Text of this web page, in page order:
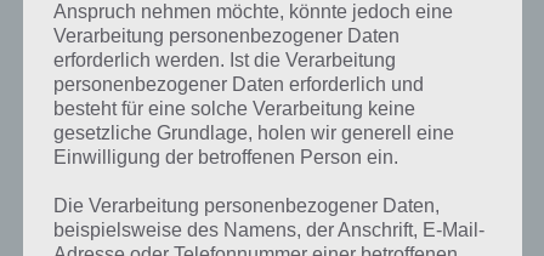
Papa’s Burgeria: Schnell sein und
Trinkgeld verdienen
In Papa’s Burgeria wechselt du
Bereiche, der Annahme der
Bestellungen, das Brutzeln des
Anspruch nehmen möchte, könnte jedoch eine
Verarbeitung personenbezogener Daten
erforderlich werden. Ist die Verarbeitung
personenbezogener Daten erforderlich und
besteht für eine solche Verarbeitung keine
gesetzliche Grundlage, holen wir generell eine
Einwilligung der betroffenen Person ein.
Die Verarbeitung personenbezogener Daten,
beispielsweise des Namens, der Anschrift, E-Mail-